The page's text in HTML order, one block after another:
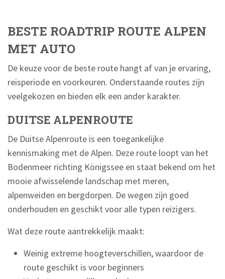
BESTE ROADTRIP ROUTE ALPEN
MET AUTO
De keuze voor de beste route hangt af van je ervaring,
reisperiode en voorkeuren. Onderstaande routes zijn
veelgekozen en bieden elk een ander karakter.
DUITSE ALPENROUTE
De Duitse Alpenroute is een toegankelijke
kennismaking met de Alpen. Deze route loopt van het
Bodenmeer richting Königssee en staat bekend om het
mooie afwisselende landschap met meren,
alpenweiden en bergdorpen. De wegen zijn goed
onderhouden en geschikt voor alle typen reizigers.
Wat deze route aantrekkelijk maakt:
Weinig extreme hoogteverschillen, waardoor de
route geschikt is voor beginners